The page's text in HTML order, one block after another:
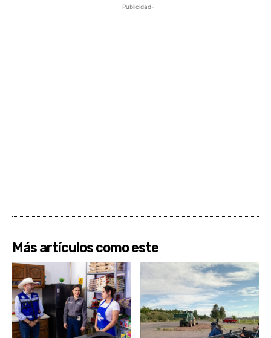
- Publicidad-
Más artículos como este